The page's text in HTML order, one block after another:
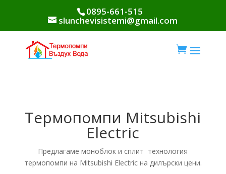
0895-661-515
slunchevisistemi@gmail.com

Термопомпи Mitsubishi
Electric
Предлагаме моноблок и сплит технология
термопомпи на Mitsubishi Electric на дилърски цени.